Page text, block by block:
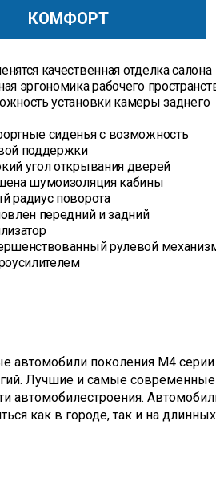
КОМФОРТ
качественная отделка салона
эргономика рабочего
установки камеры заднего
сиденья с возможность
поддержки
угол открывания дверей
шумоизоляция кабины
радиус поворота
передний и задний
рулевой
автомобили поколения М4
Лучшие и самые
автомобилестроения.
как в городе, так и на